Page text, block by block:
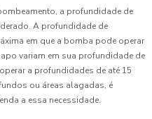
a profundidade de
A profundidade de
em que a bomba pode operar
variam em sua profundidade de
a profundidades de até 15
ou áreas alagadas, é
a essa necessidade.